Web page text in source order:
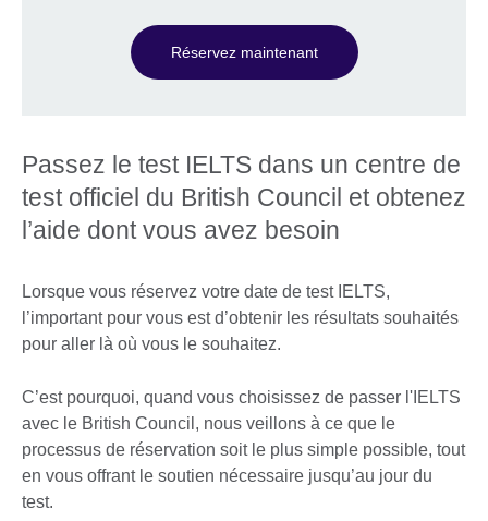
Réservez maintenant
Passez le test IELTS dans un centre de
test officiel du British Council et obtenez
l’aide dont vous avez besoin
Lorsque vous réservez votre date de test IELTS,
l’important pour vous est d’obtenir les résultats souhaités
pour aller là où vous le souhaitez.
C’est pourquoi, quand vous choisissez de passer l'IELTS
avec le British Council, nous veillons à ce que le
processus de réservation soit le plus simple possible, tout
en vous offrant le soutien nécessaire jusqu’au jour du
test.